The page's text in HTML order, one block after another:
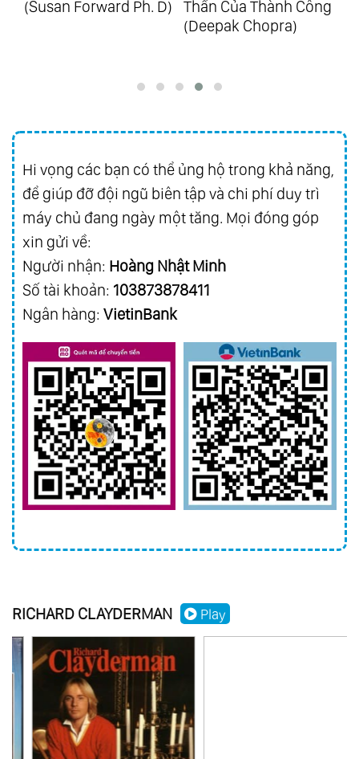
Asia
92.Everybody Loves Somebody Sometime
93.Golden Collection Vol.3
94.
Magic Of Richard Vol.1 - Grandes
Favoritos
95. Magic Of Richard Vol.2 - Melodias
Inolvidables
Pasion
97.Magic Of Richard Vol.4 - Sentimientos A
Flor De Piel
98.Magic Of Richard Vol.5 - Romances
Clasicos
99. Mysterious Eternity
100.The Confluence
104.New Era
105.Romantic Nights
106.Jodavia Existe El Amor
Treasury Of Love
108.Best Songs
109.Memories As Time Goes By Vol.1
(Susan Forward Ph. D)
Thần Của Thành Công
(Deepak Chopra)
Hi vọng các bạn có thể ủng hộ trong khả năng,
để giúp đỡ đội ngũ biên tập và chi phí duy trì
máy chủ đang ngày một tăng. Mọi đóng góp
xin gửi về:
Người nhận: Hoàng Nhật Minh
Số tài khoản: 103873878411
Ngân hàng: VietinBank
RICHARD CLAYDERMAN Play